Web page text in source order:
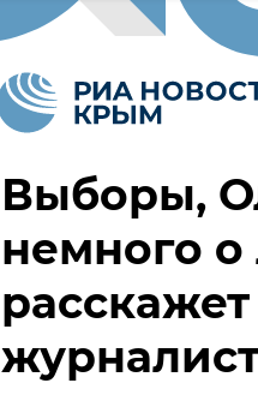
Выборы,
немного о